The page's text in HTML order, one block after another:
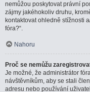
nemůžou poskytovat právní
zájmy jakéhokoliv druhu,
kontaktovat ohledně stížnosti
fóra?“.
Nahoru
Proč se nemůžu
Je možné, že administrátor
návštěvníkům, aby se stali
adresu nebo používání